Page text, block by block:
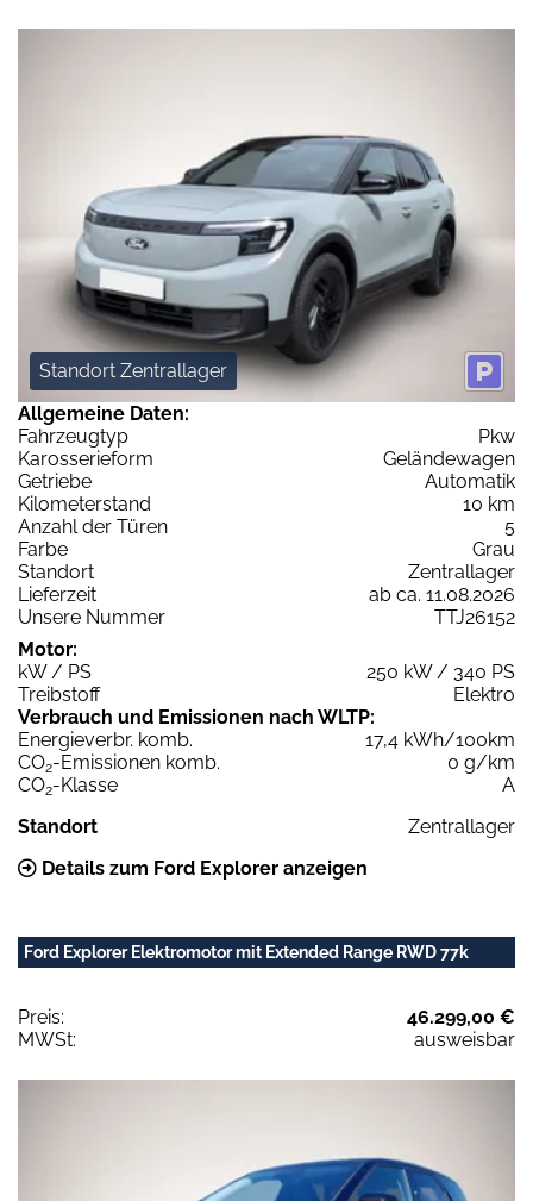
Standort Zentrallager
Allgemeine Daten:
Fahrzeugtyp
Pkw
Karosserieform
Geländewagen
Getriebe
Automatik
Kilometerstand
10 km
Anzahl der Türen
5
Farbe
Grau
Standort
Zentrallager
Lieferzeit
ab ca. 11.08.2026
Unsere Nummer
TTJ26152
Motor:
kW / PS
250 kW / 340 PS
Treibstoff
Elektro
Verbrauch und Emissionen nach WLTP:
Energieverbr. komb.
17,4 kWh/100km
CO2-Emissionen komb.
0 g/km
CO2-Klasse
A
Standort
Zentrallager
Details zum Ford Explorer anzeigen
Ford Explorer Elektromotor mit Extended Range RWD 77k
Preis:
46.299,00 €
MWSt:
ausweisbar